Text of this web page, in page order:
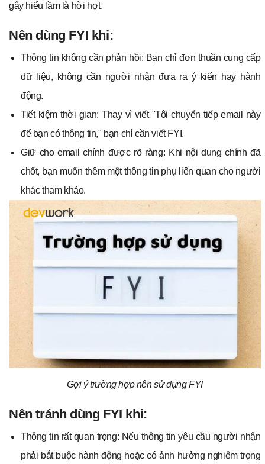
gây hiểu lầm là hời hợt.
Nên dùng FYI khi:
Thông tin không cần phản hồi: Bạn chỉ đơn thuần cung cấp
dữ liệu, không cần người nhận đưa ra ý kiến hay hành
động.
Tiết kiệm thời gian: Thay vì viết "Tôi chuyển tiếp email này
để bạn có thông tin," bạn chỉ cần viết FYI.
Giữ cho email chính được rõ ràng: Khi nội dung chính đã
chốt, bạn muốn thêm một thông tin phụ liên quan cho người
khác tham khảo.
Gợi ý trường hợp nên sử dụng FYI
Nên tránh dùng FYI khi:
Thông tin rất quan trọng: Nếu thông tin yêu cầu người nhận
phải bắt buộc hành động hoặc có ảnh hưởng nghiêm trọng